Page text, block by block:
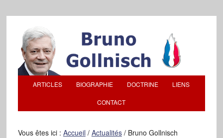
ARTICLES BIOGRAPHIE DOCTRINE LIENS
CONTACT
Vous êtes ici : Accueil / Actualités /Bruno Gollnisch